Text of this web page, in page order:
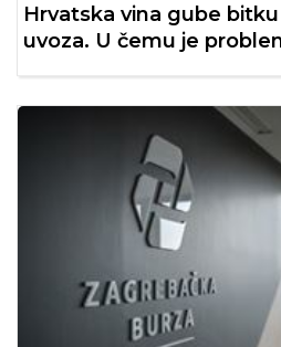
Hrvatska vina gube
uvoza. U čemu je